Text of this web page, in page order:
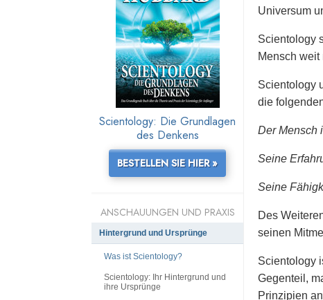
Universum
Scientology
Mensch
Scientology
die
Der Mensch
Seine
Seine
Des
seinen
Scientology
Gegenteil,
Prinzipien
Scientology: Die Grundlagen
des Denkens
BESTELLEN SIE HIER »
ANSCHAUUNGEN UND PRAXIS
Hintergrund und Ursprünge
Was ist Scientology?
Scientology: Ihr Hintergrund und
ihre Ursprünge